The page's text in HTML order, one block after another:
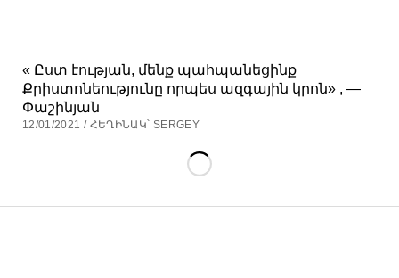
« Ըստ էության, մենք պահպանեցինք
Քրիստոնեությունը որպես ազգային կրոն» , —
Փաշինյան
12/01/2021 / ՀԵՂԻՆԱԿ՝ SERGEY